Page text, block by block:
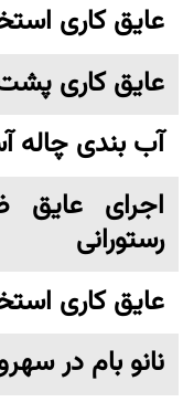
عایق کاری
عایق کاری پشت
آب بندی چاله
اجرای عایق
رستورانی
عایق کاری
نانو بام در